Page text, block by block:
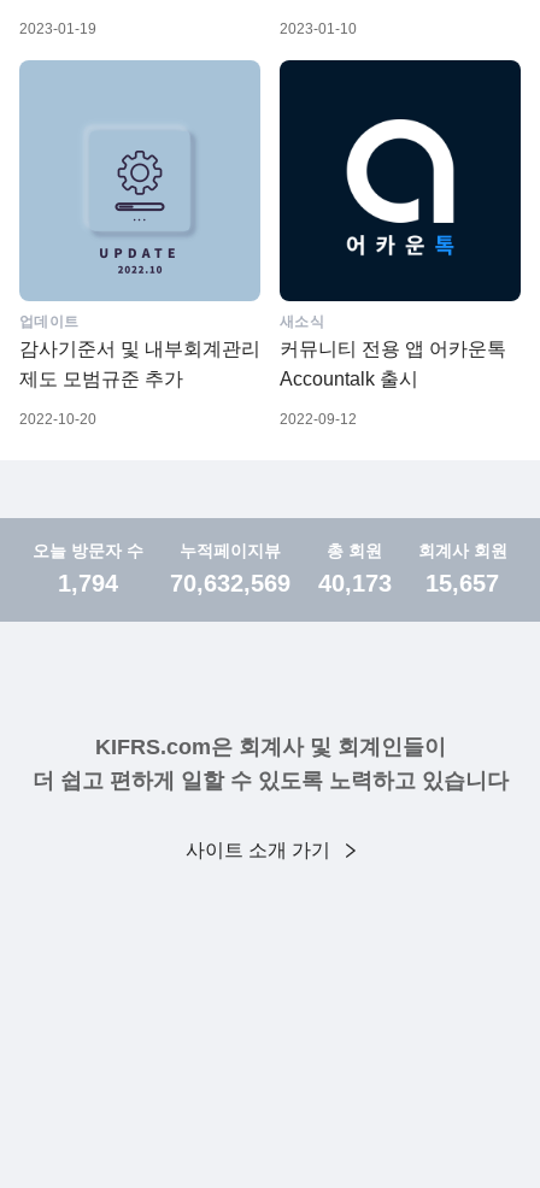
2023-01-19 2023-01-10
업데이트
감사기준서 및 내부회계관리
제도 모범규준 추가
2022-10-20
새소식
커뮤니티 전용 앱 어카운톡
Accountalk 출시
2022-09-12
오늘 방문자 수
1,794
누적페이지뷰
70,632,569
총 회원
40,173
회계사 회원
15,657
KIFRS.com은 회계사 및 회계인들이
더 쉽고 편하게 일할 수 있도록 노력하고 있습니다
사이트 소개 가기